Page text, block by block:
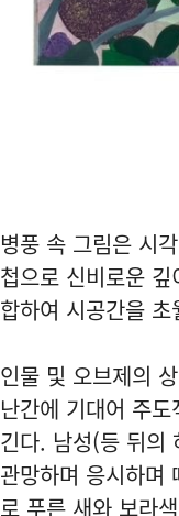
병풍 속 그림은 시
첩으로 신비로운
합하여 시공간을
인물 및 오브제의
난간에 기대어 주
긴다. 남성(등 뒤의
관망하며 응시하며
로 푸른 새와 보라